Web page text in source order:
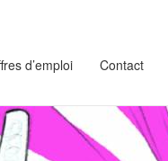
d’emploi Contact